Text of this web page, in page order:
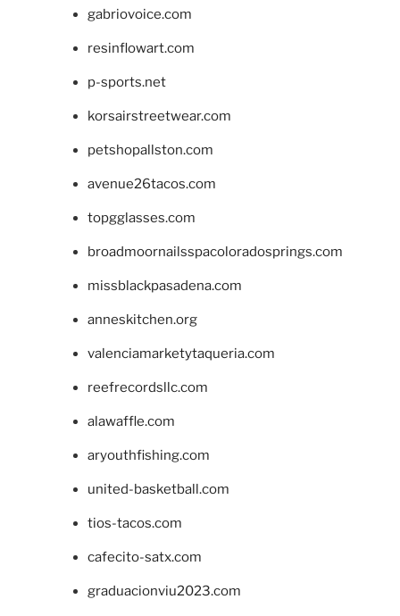
gabriovoice.com
resinflowart.com
p-sports.net
korsairstreetwear.com
petshopallston.com
avenue26tacos.com
topgglasses.com
broadmoornailsspacoloradosprings.com
missblackpasadena.com
anneskitchen.org
valenciamarketytaqueria.com
reefrecordsllc.com
alawaffle.com
aryouthfishing.com
united-basketball.com
tios-tacos.com
cafecito-satx.com
graduacionviu2023.com